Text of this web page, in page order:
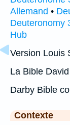
Allemand •
Deuteronomy
Hub
Version Louis
La Bible
Darby Bible
Contexte